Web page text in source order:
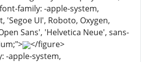
family: -apple-system,
'Segoe UI', Roboto, Oxygen,
Sans', 'Helvetica Neue', sans-
</figure>
-apple-system,